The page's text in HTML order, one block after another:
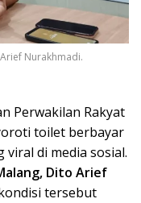
Nurakhmadi.
Perwakilan Rakyat
toilet berbayar
di media sosial.
Dito Arief
tersebut